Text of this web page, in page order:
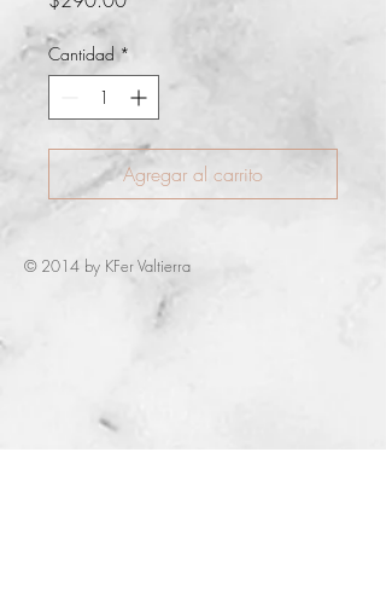
Cantidad *
Agregar al carrito
© 2014 by KFer Valtierra